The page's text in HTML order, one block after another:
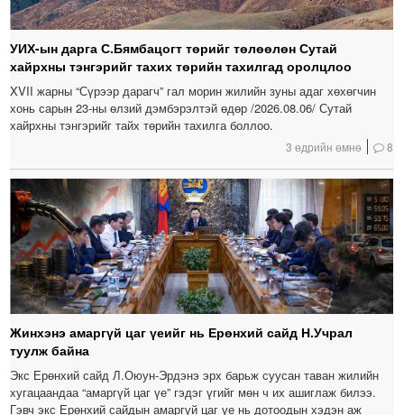
УИХ-ын дарга С.Бямбацогт төрийг төлөөлөн Сутай
хайрхны тэнгэрийг тахих төрийн тахилгад оролцлоо
XVII жарны “Сүрээр дарагч” гал морин жилийн зуны адаг хөхөгчин
хонь сарын 23-ны өлзий дэмбэрэлтэй өдөр /2026.08.06/ Сутай
хайрхны тэнгэрийг тайх төрийн тахилга боллоо.
3 өдрийн өмнө 8
Жинхэнэ амаргүй цаг үеийг нь Ерөнхий сайд Н.Учрал
туулж байна
Экс Ерөнхий сайд Л.Оюун-Эрдэнэ эрх барьж суусан таван жилийн
хугацаандаа “амаргүй цаг үе” гэдэг үгийг мөн ч их ашиглаж билээ.
Гэвч экс Ерөнхий сайдын амаргүй цаг үе нь дотоодын хэдэн аж